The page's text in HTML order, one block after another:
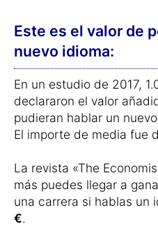
Este es el valor de
nuevo idioma:
En un estudio de 2017,
declararon el valor
pudieran hablar un
El importe de media fue
La revista «The
más puedes llegar a
una carrera si hablas un
€.